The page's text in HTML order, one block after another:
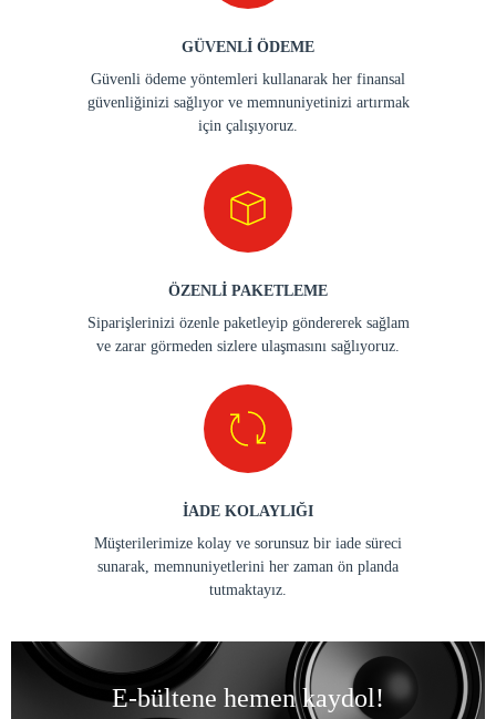
GÜVENLİ ÖDEME
Güvenli ödeme yöntemleri kullanarak her finansal
güvenliğinizi sağlıyor ve memnuniyetinizi artırmak
için çalışıyoruz.
ÖZENLİ PAKETLEME
Siparişlerinizi özenle paketleyip göndererek sağlam
ve zarar görmeden sizlere ulaşmasını sağlıyoruz.
İADE KOLAYLIĞI
Müşterilerimize kolay ve sorunsuz bir iade süreci
sunarak, memnuniyetlerini her zaman ön planda
tutmaktayız.
E-bültene hemen kaydol!